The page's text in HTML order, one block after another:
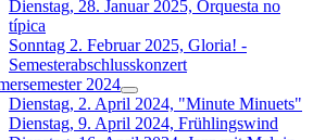
Dienstag, 28. Januar 2025, Orquesta no
típica
Sonntag 2. Februar 2025, Gloria! -
Semesterabschlusskonzert
2024
Dienstag, 2. April 2024, "Minute Minuets"
Dienstag, 9. April 2024, Frühlingswind